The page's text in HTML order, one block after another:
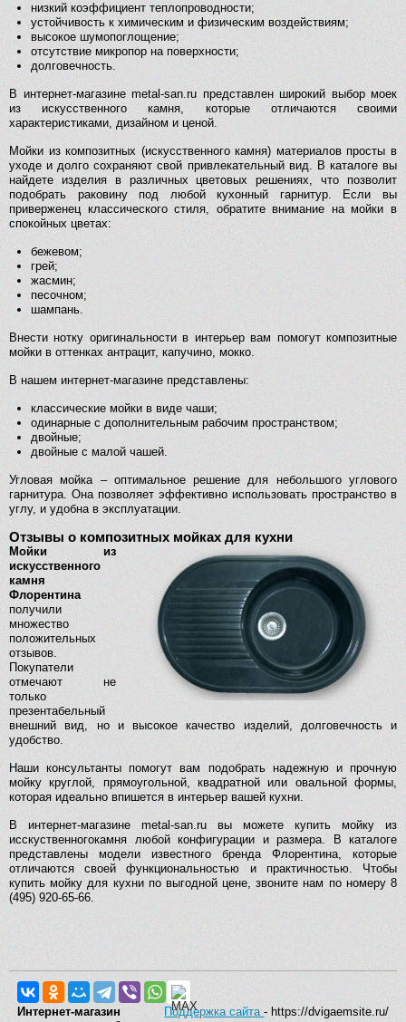
низкий коэффициент теплопроводности;
устойчивость к химическим и физическим воздействиям;
высокое шумопоглощение;
отсутствие микропор на поверхности;
долговечность.
В интернет-магазине metal-san.ru представлен широкий выбор моек
из искусственного камня, которые отличаются своими
характеристиками, дизайном и ценой.
Мойки из композитных (искусственного камня) материалов просты в
уходе и долго сохраняют свой привлекательный вид. В каталоге вы
найдете изделия в различных цветовых решениях, что позволит
подобрать раковину под любой кухонный гарнитур. Если вы
приверженец классического стиля, обратите внимание на мойки в
спокойных цветах:
бежевом;
грей;
жасмин;
песочном;
шампань.
Внести нотку оригинальности в интерьер вам помогут композитные
мойки в оттенках антрацит, капучино, мокко.
В нашем интернет-магазине представлены:
классические мойки в виде чаши;
одинарные с дополнительным рабочим пространством;
двойные;
двойные с малой чашей.
Угловая мойка – оптимальное решение для небольшого углового
гарнитура. Она позволяет эффективно использовать пространство в
углу, и удобна в эксплуатации.
Отзывы о композитных мойках для кухни
Мойки из
искусственного
камня
Флорентина
получили
множество
положительных
отзывов.
Покупатели
отмечают не
только
презентабельный
внешний вид, но и высокое качество изделий, долговечность и
удобство.
Наши консультанты помогут вам подобрать надежную и прочную
мойку круглой, прямоугольной, квадратной или овальной формы,
которая идеально впишется в интерьер вашей кухни.
В интернет-магазине metal-san.ru вы можете купить мойку из
исскуственногокамня любой конфигурации и размера. В каталоге
представлены модели известного бренда Флорентина, которые
отличаются своей функциональностью и практичностью. Чтобы
купить мойку для кухни по выгодной цене, звоните нам по номеру 8
(495) 920-65-66.
Поддержка сайта- https://dvigaemsite.ru/
Интернет-магазин